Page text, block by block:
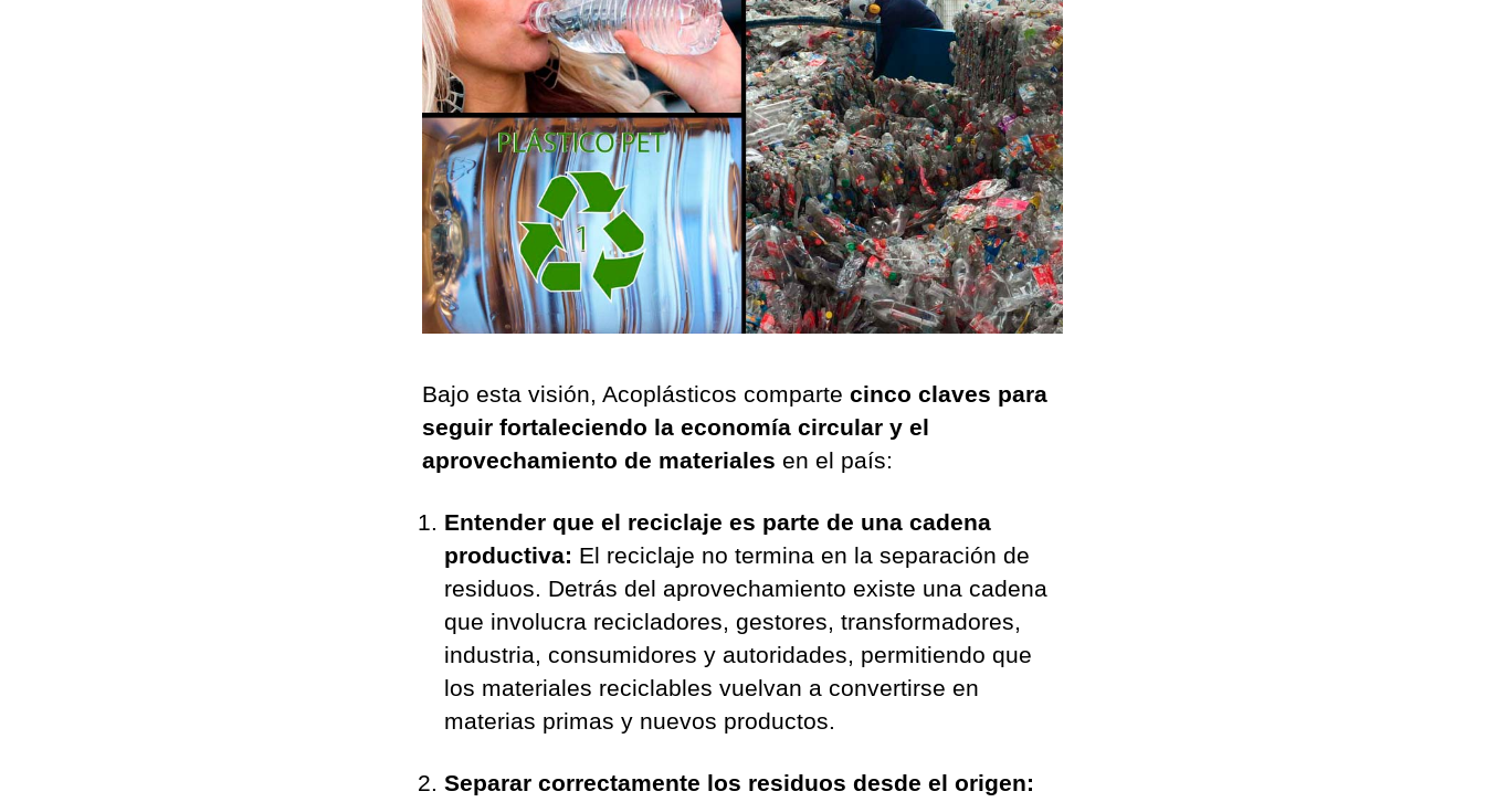
Bajo esta visión, Acoplásticos comparte cinco claves para
seguir fortaleciendo la economía circular y el
aprovechamiento de materiales en el país:
Entender que el reciclaje es parte de una cadena
productiva: El reciclaje no termina en la separación de
residuos. Detrás del aprovechamiento existe una cadena
que involucra recicladores, gestores, transformadores,
industria, consumidores y autoridades, permitiendo que
los materiales reciclables vuelvan a convertirse en
materias primas y nuevos productos.
Separar correctamente los residuos desde el origen: